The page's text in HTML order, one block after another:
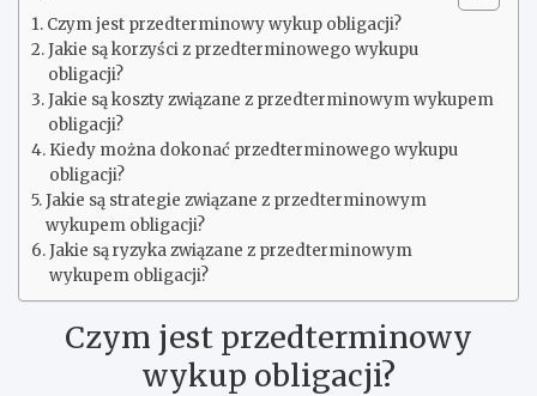
Czym jest przedterminowy wykup obligacji?
Jakie są korzyści z przedterminowego wykupu
obligacji?
Jakie są koszty związane z przedterminowym wykupem
obligacji?
Kiedy można dokonać przedterminowego wykupu
obligacji?
Jakie są strategie związane z przedterminowym
wykupem obligacji?
Jakie są ryzyka związane z przedterminowym
wykupem obligacji?
Czym jest przedterminowy
wykup obligacji?